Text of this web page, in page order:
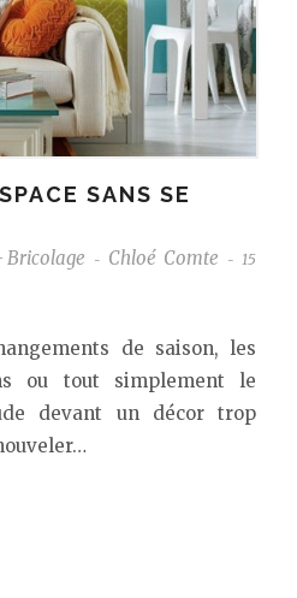
SANS SE
Bricolage - Chloé Comte - 15
de saison, les
ou tout simplement le
devant un décor trop